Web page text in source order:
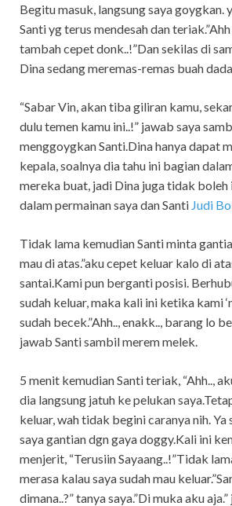
Begitu masuk, langsung saya goygkan.
Santi yg terus mendesah dan teriak.”Ahh
tambah cepet donk..!”Dan sekilas di
Dina sedang meremas-remas buah
“Sabar Vin, akan tiba giliran kamu,
dulu temen kamu ini..!” jawab saya
menggoygkan Santi.Dina hanya dapat
kepala, soalnya dia tahu ini bagian
mereka buat, jadi Dina juga tidak
dalam permainan saya dan Santi Judi
Tidak lama kemudian Santi minta
mau di atas.”aku cepet keluar kalo di
santai.Kami pun berganti posisi.
sudah keluar, maka kali ini ketika kami
sudah becek.”Ahh.., enakk.., barang lo
jawab Santi sambil merem melek.
5 menit kemudian Santi teriak, “Ahh..,
dia langsung jatuh ke pelukan
keluar, wah tidak begini caranya nih. Ya
saya gantian dgn gaya doggy.Kali ini
menjerit, “Terusiin Sayaang..!”Tidak
merasa kalau saya sudah mau
dimana..?” tanya saya.”Di muka aku